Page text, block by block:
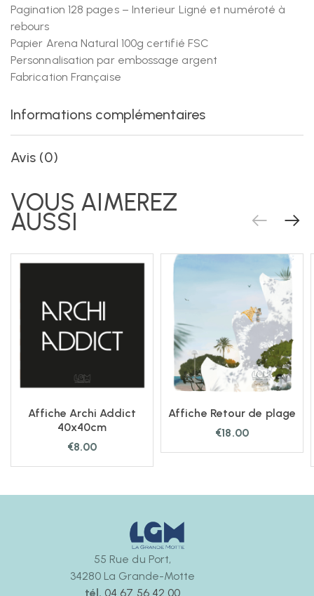
Pagination 128 pages – Interieur Ligné et numéroté à
rebours
Papier Arena Natural 100g certifié FSC
Personnalisation par embossage argent
Fabrication Française
Informations complémentaires
Avis (0)
Affiche Archi Addict
40x40cm
€8.00
Affiche Retour de plage
€18.00
55 Rue du Port,
34280 La Grande-Motte
tél. 04 67 56 42 00